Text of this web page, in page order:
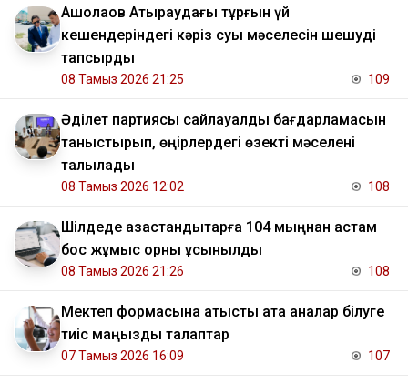
​Ақшолақов Атыраудағы тұрғын үй
кешендеріндегі кәріз суы мәселесін шешуді
тапсырды
08 Тамыз 2026 21:25 109
Әділет партиясы сайлауалды бағдарламасын
таныстырып, өңірлердегі өзекті мәселені
талқылады
08 Тамыз 2026 12:02 108
​Шілдеде қазақстандықтарға 104 мыңнан астам
бос жұмыс орны ұсынылды
08 Тамыз 2026 21:26 108
Мектеп формасына қатысты ата аналар білуге
тиіс маңызды талаптар
07 Тамыз 2026 16:09 107